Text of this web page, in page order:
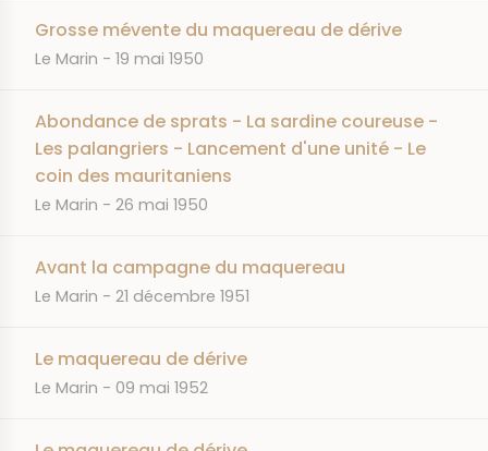
Grosse mévente du maquereau de dérive
JOURNAL
Le Marin DATE
19 mai 1950
Abondance de sprats - La sardine coureuse -
Les palangriers - Lancement d'une unité - Le
coin des mauritaniens
JOURNAL
Le Marin DATE
26 mai 1950
Avant la campagne du maquereau
JOURNAL
Le Marin DATE
21 décembre 1951
Le maquereau de dérive
JOURNAL
Le Marin DATE
09 mai 1952